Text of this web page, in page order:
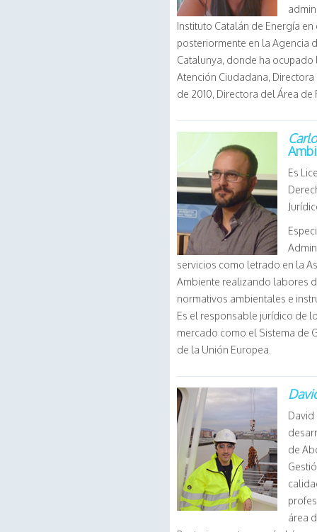
Instituto Catalán de Energía
posteriormente en la Agencia
Catalunya, donde ha
Atención Ciudadana,
de 2010, Directora del Área
Es
servicios como letrado en la
Ambiente realizando labores
normativos ambientales e
Es el responsable jurídico de
mercado como el Sistema de
de la Unión Europea.
David
de
área